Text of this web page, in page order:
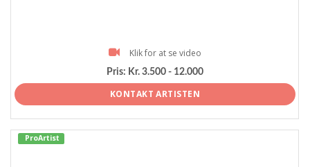
Klik for at se video
Pris: Kr. 3.500 - 12.000
KONTAKT ARTISTEN
ProArtist